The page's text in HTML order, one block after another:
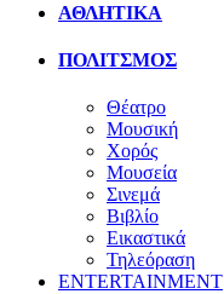
ΑΘΛΗΤΙΚΑ
ΠΟΛΙΤΣΜΟΣ
Θέατρο
Μουσική
Χορός
Μουσεία
Σινεμά
Βιβλίο
Εικαστικά
Τηλεόραση
ENTERTAINMENT